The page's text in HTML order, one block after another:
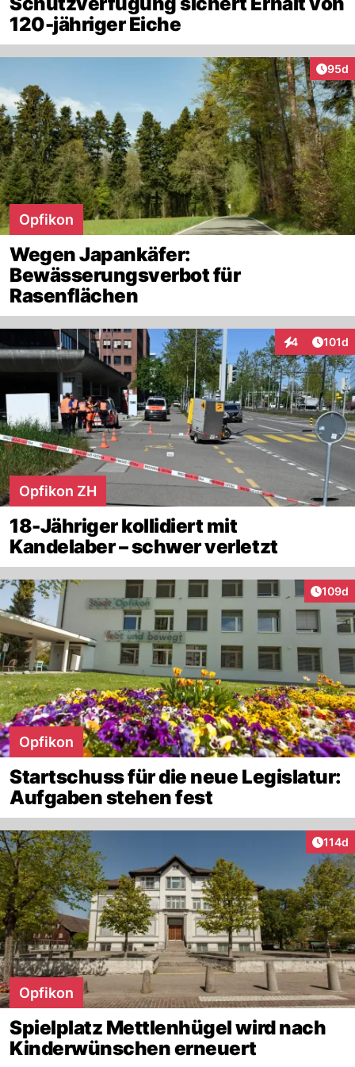
120-jähriger Eiche
95d
Opfikon
Wegen Japankäfer:
Bewässerungsverbot für
Rasenflächen
4
Interaktionen
101d
Opfikon ZH
18-Jähriger kollidiert mit
Kandelaber – schwer verletzt
109d
Opfikon
Startschuss für die neue Legislatur:
Aufgaben stehen fest
114d
Opfikon
Spielplatz Mettlenhügel wird nach
Kinderwünschen erneuert